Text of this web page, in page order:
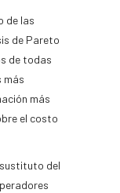
de las
de Pareto
de todas
más
más
el costo
del